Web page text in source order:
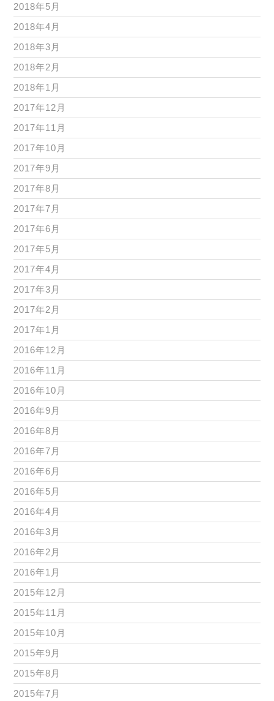
2018年5月
2018年4月
2018年3月
2018年2月
2018年1月
2017年12月
2017年11月
2017年10月
2017年9月
2017年8月
2017年7月
2017年6月
2017年5月
2017年4月
2017年3月
2017年2月
2017年1月
2016年12月
2016年11月
2016年10月
2016年9月
2016年8月
2016年7月
2016年6月
2016年5月
2016年4月
2016年3月
2016年2月
2016年1月
2015年12月
2015年11月
2015年10月
2015年9月
2015年8月
2015年7月